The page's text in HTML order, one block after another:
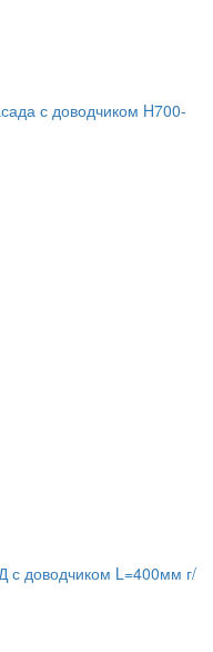
с доводчиком H700-
с доводчиком L=400мм г/